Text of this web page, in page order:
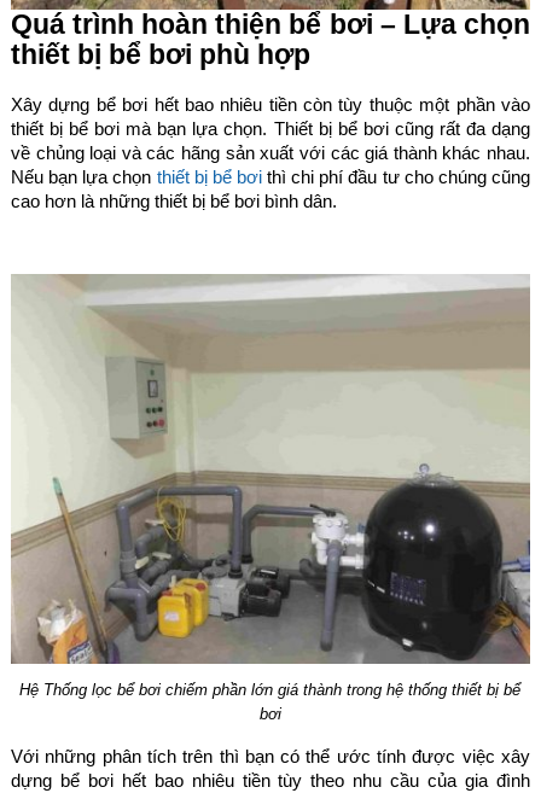
Quá trình hoàn thiện bể bơi – Lựa chọn
thiết bị bể bơi phù hợp
Xây dựng bể bơi hết bao nhiêu tiền còn tùy thuộc một phần vào
thiết bị bể bơi mà bạn lựa chọn. Thiết bị bể bơi cũng rất đa dạng
về chủng loại và các hãng sản xuất với các giá thành khác nhau.
Nếu bạn lựa chọn thiết bị bể bơithì chi phí đầu tư cho chúng cũng
cao hơn là những thiết bị bể bơi bình dân.
Hệ Thống lọc bể bơi chiếm phần lớn giá thành trong hệ thống thiết bị bể
bơi
Với những phân tích trên thì bạn có thể ước tính được việc xây
dựng bể bơi hết bao nhiêu tiền tùy theo nhu cầu của gia đình